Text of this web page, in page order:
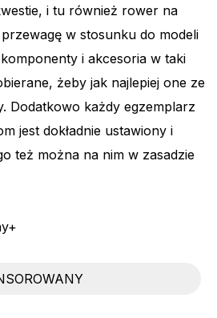
i tu również rower na
w stosunku do modeli
i akcesoria w taki
żeby jak najlepiej one ze
Dodatkowo każdy egzemplarz
jest dokładnie ustawiony i
też można na nim w zasadzie